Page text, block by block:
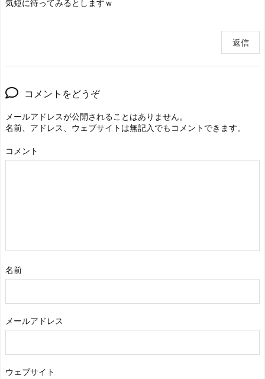
気短に待ってみるとしますｗ
返信
コメントをどうぞ
メールアドレスが公開されることはありません。
名前、アドレス、ウェブサイトは無記入でもコメントできます。
コメント
名前
メールアドレス
ウェブサイト